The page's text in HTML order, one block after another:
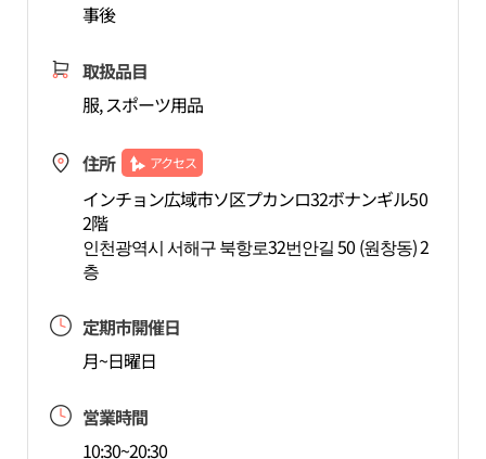
事後
取扱品目
服, スポーツ用品
住所 アクセス
インチョン広域市ソ区プカンロ32ボナンギル50
2階
인천광역시 서해구 북항로32번안길 50 (원창동) 2
층
定期市開催日
月~日曜日
営業時間
10:30~20:30